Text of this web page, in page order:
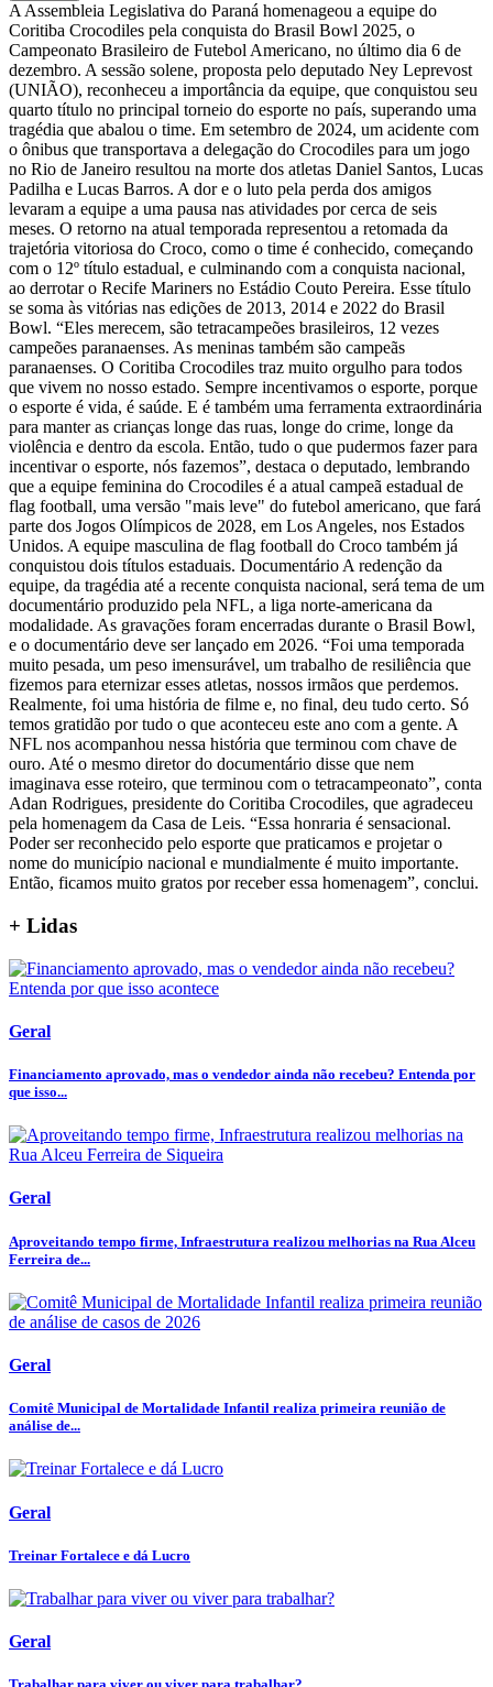
A Assembleia Legislativa do Paraná homenageou a equipe do
Coritiba Crocodiles pela conquista do Brasil Bowl 2025, o
Campeonato Brasileiro de Futebol Americano, no último dia 6 de
dezembro. A sessão solene, proposta pelo deputado Ney Leprevost
(UNIÃO), reconheceu a importância da equipe, que conquistou seu
quarto título no principal torneio do esporte no país, superando uma
tragédia que abalou o time. Em setembro de 2024, um acidente com
o ônibus que transportava a delegação do Crocodiles para um jogo
no Rio de Janeiro resultou na morte dos atletas Daniel Santos, Lucas
Padilha e Lucas Barros. A dor e o luto pela perda dos amigos
levaram a equipe a uma pausa nas atividades por cerca de seis
meses. O retorno na atual temporada representou a retomada da
trajetória vitoriosa do Croco, como o time é conhecido, começando
com o 12º título estadual, e culminando com a conquista nacional,
ao derrotar o Recife Mariners no Estádio Couto Pereira. Esse título
se soma às vitórias nas edições de 2013, 2014 e 2022 do Brasil
Bowl. “Eles merecem, são tetracampeões brasileiros, 12 vezes
campeões paranaenses. As meninas também são campeãs
paranaenses. O Coritiba Crocodiles traz muito orgulho para todos
que vivem no nosso estado. Sempre incentivamos o esporte, porque
o esporte é vida, é saúde. E é também uma ferramenta extraordinária
para manter as crianças longe das ruas, longe do crime, longe da
violência e dentro da escola. Então, tudo o que pudermos fazer para
incentivar o esporte, nós fazemos”, destaca o deputado, lembrando
que a equipe feminina do Crocodiles é a atual campeã estadual de
flag football, uma versão "mais leve" do futebol americano, que fará
parte dos Jogos Olímpicos de 2028, em Los Angeles, nos Estados
Unidos. A equipe masculina de flag football do Croco também já
conquistou dois títulos estaduais. Documentário A redenção da
equipe, da tragédia até a recente conquista nacional, será tema de um
documentário produzido pela NFL, a liga norte-americana da
modalidade. As gravações foram encerradas durante o Brasil Bowl,
e o documentário deve ser lançado em 2026. “Foi uma temporada
muito pesada, um peso imensurável, um trabalho de resiliência que
fizemos para eternizar esses atletas, nossos irmãos que perdemos.
Realmente, foi uma história de filme e, no final, deu tudo certo. Só
temos gratidão por tudo o que aconteceu este ano com a gente. A
NFL nos acompanhou nessa história que terminou com chave de
ouro. Até o mesmo diretor do documentário disse que nem
imaginava esse roteiro, que terminou com o tetracampeonato”, conta
Adan Rodrigues, presidente do Coritiba Crocodiles, que agradeceu
pela homenagem da Casa de Leis. “Essa honraria é sensacional.
Poder ser reconhecido pelo esporte que praticamos e projetar o
nome do município nacional e mundialmente é muito importante.
Então, ficamos muito gratos por receber essa homenagem”, conclui.
+ Lidas
Geral
Financiamento aprovado, mas o vendedor ainda não recebeu? Entenda por
que isso...
Geral
Aproveitando tempo firme, Infraestrutura realizou melhorias na Rua Alceu
Ferreira de...
Geral
Comitê Municipal de Mortalidade Infantil realiza primeira reunião de
análise de...
Geral
Treinar Fortalece e dá Lucro
Geral